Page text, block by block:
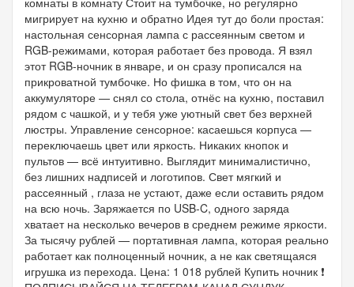
мигрирует на кухню и обратно Идея тут до боли простая:
настольная сенсорная лампа с рассеянным светом и
RGB-режимами, которая работает без провода. Я взял
этот RGB-ночник в январе, и он сразу прописался на
прикроватной тумбочке. Но фишка в том, что он на
аккумуляторе — снял со стола, отнёс на кухню, поставил
рядом с чашкой, и у тебя уже уютный свет без верхней
люстры. Управление сенсорное: касаешься корпуса —
переключаешь цвет или яркость. Никаких кнопок и
пультов — всё интуитивно. Выглядит минималистично,
без лишних надписей и логотипов. Свет мягкий и
рассеянный , глаза не устают, даже если оставить рядом
на всю ночь. Заряжается по USB-C, одного заряда
хватает на несколько вечеров в среднем режиме яркости.
За тысячу рублей — портативная лампа, которая реально
работает как полноценный ночник, а не как светящаяся
игрушка из перехода. Цена: 1 018 рублей Купить ночник ❗